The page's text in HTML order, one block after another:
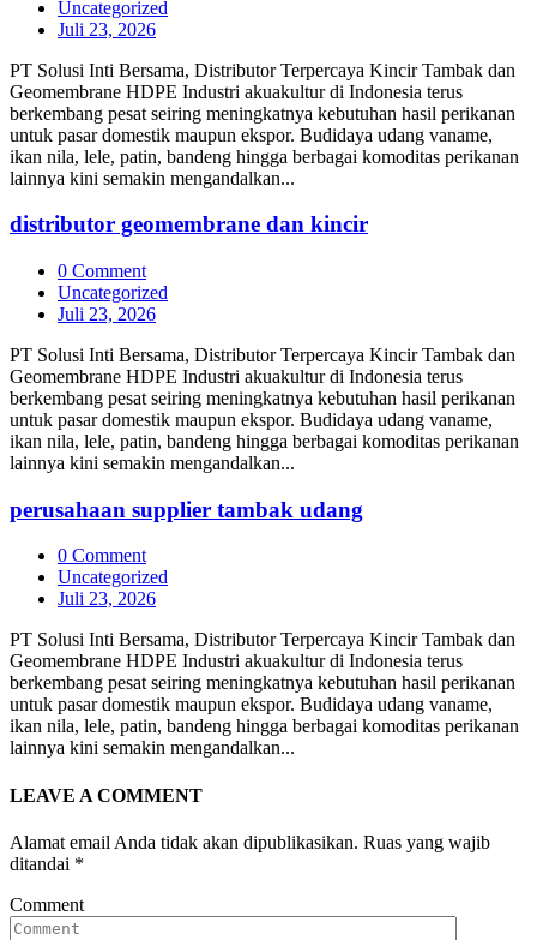
Uncategorized
Juli 23, 2026
PT Solusi Inti Bersama, Distributor Terpercaya Kincir Tambak dan
Geomembrane HDPE Industri akuakultur di Indonesia terus
berkembang pesat seiring meningkatnya kebutuhan hasil perikanan
untuk pasar domestik maupun ekspor. Budidaya udang vaname,
ikan nila, lele, patin, bandeng hingga berbagai komoditas perikanan
lainnya kini semakin mengandalkan...
distributor geomembrane dan kincir
0 Comment
Uncategorized
Juli 23, 2026
PT Solusi Inti Bersama, Distributor Terpercaya Kincir Tambak dan
Geomembrane HDPE Industri akuakultur di Indonesia terus
berkembang pesat seiring meningkatnya kebutuhan hasil perikanan
untuk pasar domestik maupun ekspor. Budidaya udang vaname,
ikan nila, lele, patin, bandeng hingga berbagai komoditas perikanan
lainnya kini semakin mengandalkan...
perusahaan supplier tambak udang
0 Comment
Uncategorized
Juli 23, 2026
PT Solusi Inti Bersama, Distributor Terpercaya Kincir Tambak dan
Geomembrane HDPE Industri akuakultur di Indonesia terus
berkembang pesat seiring meningkatnya kebutuhan hasil perikanan
untuk pasar domestik maupun ekspor. Budidaya udang vaname,
ikan nila, lele, patin, bandeng hingga berbagai komoditas perikanan
lainnya kini semakin mengandalkan...
LEAVE A COMMENT
Alamat email Anda tidak akan dipublikasikan. Ruas yang wajib
ditandai *
Comment